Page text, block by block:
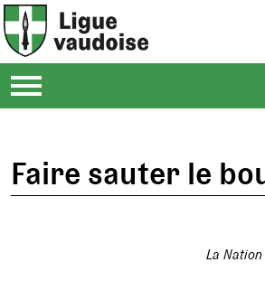
Faire sauter le
La Nation